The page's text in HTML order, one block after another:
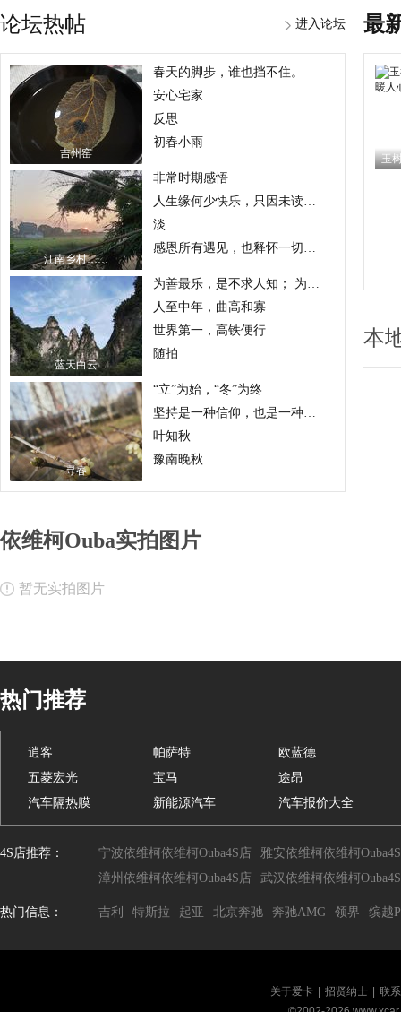
论坛热帖 进入论坛
吉州窑
春天的脚步，谁也挡不住。
安心宅家
反思
初春小雨
江南乡村……
非常时期感悟
人生缘何少快乐，只因未读苏东坡
淡
感恩所有遇见，也释怀一切遗憾
蓝天白云
为善最乐，是不求人知； 为恶最苦，是惟恐人知。
人至中年，曲高和寡
世界第一，高铁便行
随拍
寻春
“立”为始，“冬”为终
坚持是一种信仰，也是一种习惯
叶知秋
豫南晚秋
最
本
依维柯Ouba实拍图片
暂无实拍图片
热门推荐
逍客 帕萨特
欧蓝德
五菱宏光
宝马
途昂
汽车隔热膜
新能源汽车 汽车报价大全
4S店推荐： 宁波依维柯依维柯Ouba4S店
雅安依维柯依维柯
漳州依维柯依维柯Ouba4S店
武汉依维柯依维柯
热门信息： 吉利 特斯拉 起亚 北京奔驰 奔驰AMG 领界 缤越
关于爱卡 招贤纳士
联